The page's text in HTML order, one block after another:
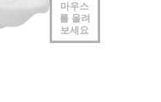
마우스
를 올려
보세요